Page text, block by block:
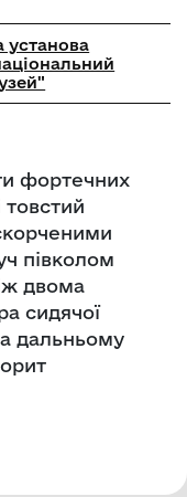
установа
фортечних
півколом
двома
сидячої
дальньому